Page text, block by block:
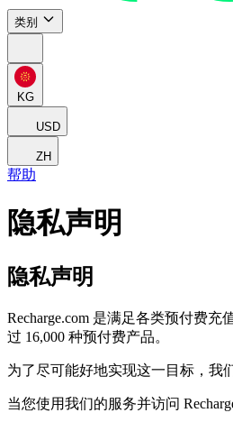
类别
KG
USD
ZH
帮助
隐私声明
隐私声明
Recharge.com 是满足各类预付费
过 16,000 种预付费产品。
为了尽可能好地实现这一目标，我
当您使用我们的服务并访问